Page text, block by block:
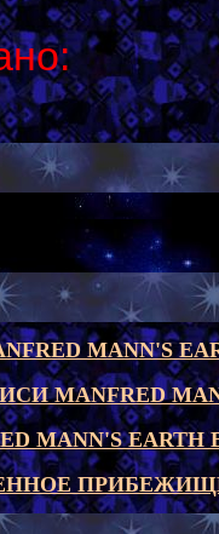
MANN'S
MANFRED
MANN'S EARTH